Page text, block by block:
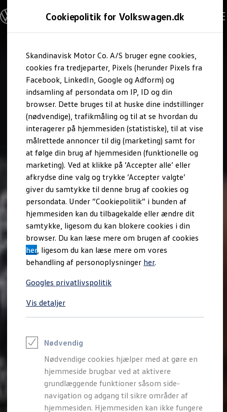
Cookiepolitik for Volkswagen.dk
Skandinavisk Motor Co. A/S bruger egne cookies,
cookies fra tredjeparter, Pixels (herunder Pixels fra
Facebook, LinkedIn, Google og Adform) og
indsamling af persondata om IP, ID og din
browser. Dette bruges til at huske dine indstillinger
(nødvendige), trafikmåling og til at se hvordan du
interagerer på hjemmesiden (statistiske), til at vise
målrettede annoncer til dig (marketing) samt for
at følge din brug af hjemmesiden (funktionelle og
marketing). Ved at klikke på ’Accepter alle’ eller
afkrydse dine valg og trykke ’Accepter valgte’
giver du samtykke til denne brug af cookies og
persondata. Under ”Cookiepolitik” i bunden af
hjemmesiden kan du tilbagekalde eller ændre dit
samtykke, ligesom du kan blokere cookies i din
browser. Du kan læse mere om brugen af cookies
her, ligesom du kan læse mere om vores
behandling af personoplysninger her.
Googles privatlivspolitik
Vis detaljer
Nødvendig
Nødvendige cookies hjælper med at gøre en
hjemmeside brugbar ved at aktivere
grundlæggende funktioner såsom side-
navigation og adgang til sikre områder af
hjemmesiden. Hjemmesiden kan ikke fungere
hovedindhold
footer
Modeller og konfigurator
Byg din Volkswagen
Alle modeller
Kend din Volkswagen
Erhvervsbiler
Værktøjskassen
ConnectedFleet
Service
California on Tour app
Elektriske biler
Elbiler
ID. Polo
ID. Cross
ID.3 Neo
ID.4
ID.5
ID.7
ID.7 Tourer
ID. Buzz
Konceptbiler
ID. EVERY1
ID. 2all & ID. GTI
Varebiler på el
Elektromobilitet i dagligdagen
Eldrevne modeller
ID. Buzz Cargo
Opladning og Rækkevidde
Opladning med Clever
Opladning med Clever - Erhvervsbiler
Udregn din rækkevidde
Lær din ID. at kende
Varmepumpe
Energieffektivitet
Teaser Battery Regulation
Software og konnektivitet
ID. Software 6.0
ID.- softwareversioner og opdateringer
Grænseflader til din ID.